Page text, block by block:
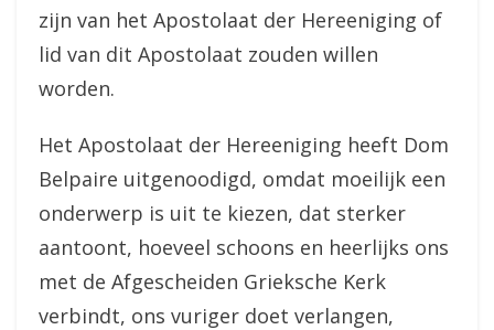
zijn van het Apostolaat der Hereeniging of
lid van dit Apostolaat zouden willen
worden.
Het Apostolaat der Hereeniging heeft Dom
Belpaire uitgenoodigd, omdat moeilijk een
onderwerp is uit te kiezen, dat sterker
aantoont, hoeveel schoons en heerlijks ons
met de Afgescheiden Grieksche Kerk
verbindt, ons vuriger doet verlangen,